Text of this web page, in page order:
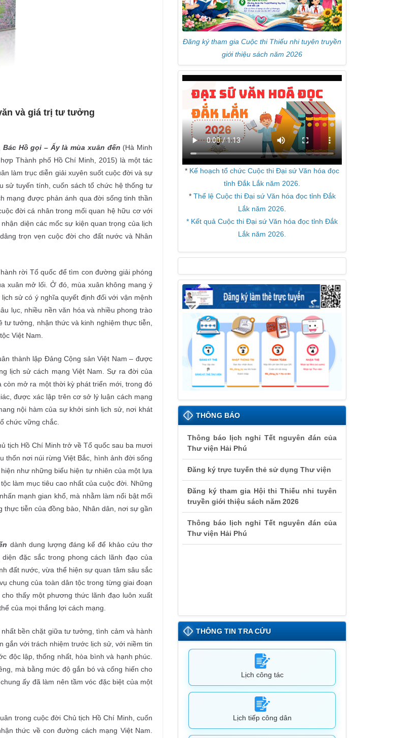
và giá trị tư tưởng
Bác Hồ gọi – Ấy là mùa xuân đến (Hà Minh
Thành phố Hồ Chí Minh, 2015) là một tác
làm trục diễn giải xuyên suốt cuộc đời và sự
sử tuyến tính, cuốn sách tổ chức hệ thống tư
mạng được phản ánh qua đời sống tinh thần
đời cá nhân trong mối quan hệ hữu cơ với
diện các mốc sự kiện quan trọng của lịch
trọn vẹn cuộc đời cho đất nước và Nhân
rời Tổ quốc để tìm con đường giải phóng
xuân mở lối. Ở đó, mùa xuân không mang ý
sử có ý nghĩa quyết định đối với vận mệnh
lục, nhiều nền văn hóa và nhiều phong trào
tưởng, nhận thức và kinh nghiệm thực tiễn,
Việt Nam.
thành lập Đảng Cộng sản Việt Nam – được
lịch sử cách mạng Việt Nam. Sự ra đời của
mở ra một thời kỳ phát triển mới, trong đó
được xác lập trên cơ sở lý luận cách mạng
nội hàm của sự khởi sinh lịch sử, nơi khát
chức vững chắc.
tịch Hồ Chí Minh trở về Tổ quốc sau ba mươi
thốn nơi núi rừng Việt Bắc, hình ảnh đời sống
như những biểu hiện tự nhiên của một lựa
làm mục tiêu cao nhất của cuộc đời. Những
mạnh gian khổ, mà nhằm làm nổi bật mối
tiễn của đồng bào, Nhân dân, nơi sự gần
dành dung lượng đáng kể để khảo cứu thơ
đặc sắc trong phong cách lãnh đạo của
đất nước, vừa thể hiện sự quan tâm sâu sắc
chung của toàn dân tộc trong từng giai đoạn
thấy một phương thức lãnh đạo luôn xuất
của mọi thắng lợi cách mạng.
bền chặt giữa tư tưởng, tình cảm và hành
gắn với trách nhiệm trước lịch sử, với niềm tin
độc lập, thống nhất, hòa bình và hạnh phúc.
mà bằng mức độ gắn bó và cống hiến cho
ấy đã làm nên tầm vóc đặc biệt của một
trong cuộc đời Chủ tịch Hồ Chí Minh, cuốn
thức về con đường cách mạng Việt Nam.
Đăng ký tham gia Cuộc thi Thiếu nhi tuyên truyền
giới thiệu sách năm 2026
* Kế hoạch tổ chức Cuộc thi Đại sứ Văn hóa đọc
tỉnh Đắk Lắk năm 2026.
* Thể lệ Cuộc thi Đại sứ Văn hóa đọc tỉnh Đắk
Lắk năm 2026
* Kết quả Cuộc thi Đại sứ Văn hóa đọc tỉnh Đắk
Lắk năm 2026.
THÔNG BÁO
Thư viện Hải Phú
truyền giới thiệu sách năm 2026
Thư viện Hải Phú
THÔNG TIN TRA CỨU
Lịch công tác
Lịch tiếp công dân